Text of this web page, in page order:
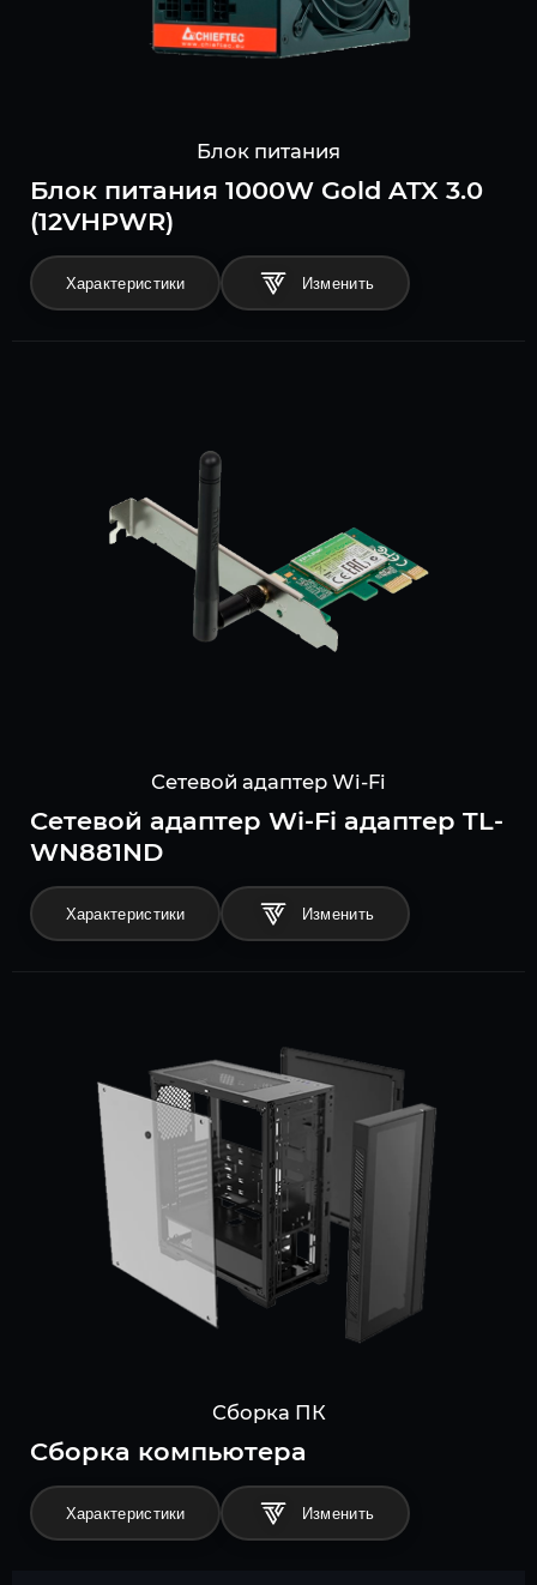
Блок питания
Блок питания 1000W Gold ATX 3.0
(12VHPWR)
Характеристики
Сетевой адаптер Wi-Fi
Сетевой адаптер Wi-Fi адаптер TL-
WN881ND
Характеристики
Сборка ПК
Cборка компьютера
Характеристики